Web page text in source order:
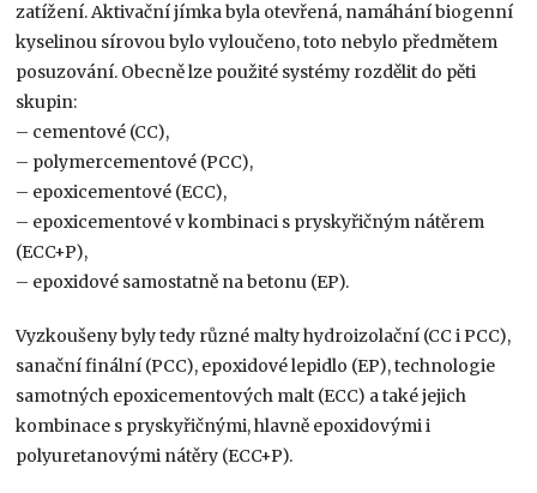
zatížení. Aktivační jímka byla otevřená, namáhání biogenní
kyselinou sírovou bylo vyloučeno, toto nebylo předmětem
posuzování. Obecně lze použité systémy rozdělit do pěti
skupin:
– cementové (CC),
– polymercementové (PCC),
– epoxicementové (ECC),
– epoxicementové v kombinaci s pryskyřičným nátěrem
(ECC+P),
– epoxidové samostatně na betonu (EP).
Vyzkoušeny byly tedy různé malty hydroizolační (CC i PCC),
sanační finální (PCC), epoxidové lepidlo (EP), technologie
samotných epoxicementových malt (ECC) a také jejich
kombinace s pryskyřičnými, hlavně epoxidovými i
polyuretanovými nátěry (ECC+P).